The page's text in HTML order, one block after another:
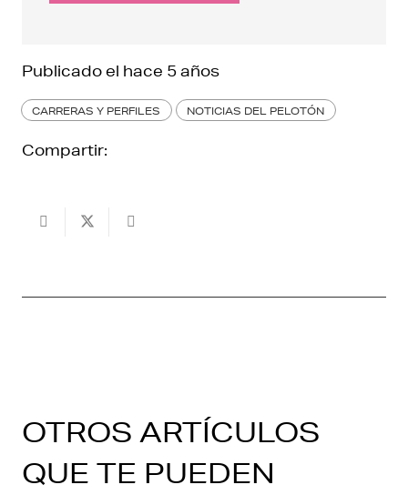
Publicado el hace 5 años
CARRERAS Y PERFILES NOTICIAS DEL PELOTÓN
Compartir:
OTROS ARTÍCULOS
QUE TE PUEDEN